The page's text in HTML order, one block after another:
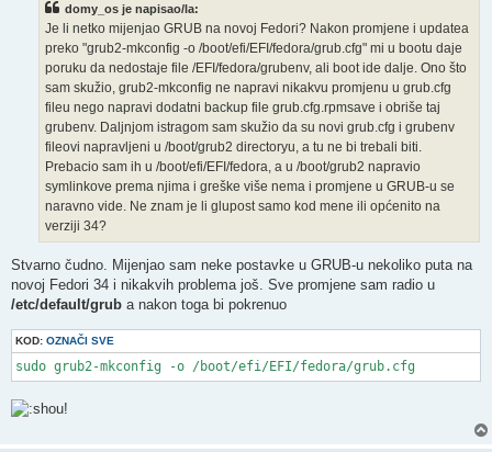
domy_os je napisao/la:
Je li netko mijenjao GRUB na novoj Fedori? Nakon promjene i updatea
preko "grub2-mkconfig -o /boot/efi/EFI/fedora/grub.cfg" mi u bootu daje
poruku da nedostaje file /EFI/fedora/grubenv, ali boot ide dalje. Ono što
sam skužio, grub2-mkconfig ne napravi nikakvu promjenu u grub.cfg
fileu nego napravi dodatni backup file grub.cfg.rpmsave i obriše taj
grubenv. Daljnjom istragom sam skužio da su novi grub.cfg i grubenv
fileovi napravljeni u /boot/grub2 directoryu, a tu ne bi trebali biti.
Prebacio sam ih u /boot/efi/EFI/fedora, a u /boot/grub2 napravio
symlinkove prema njima i greške više nema i promjene u GRUB-u se
naravno vide. Ne znam je li glupost samo kod mene ili općenito na
verziji 34?
Stvarno čudno. Mijenjao sam neke postavke u GRUB-u nekoliko puta na
novoj Fedori 34 i nikakvih problema još. Sve promjene sam radio u
/etc/default/grub a nakon toga bi pokrenuo
KOD: OZNAČI SVE
sudo grub2-mkconfig -o /boot/efi/EFI/fedora/grub.cfg